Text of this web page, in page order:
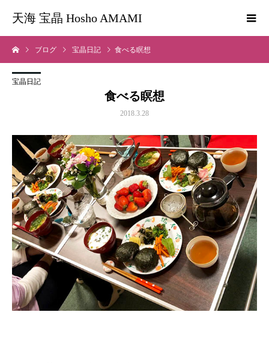
天海 宝晶 Hosho AMAMI
ブログ 宝晶日記 食べる瞑想
宝晶日記
食べる瞑想
2018.3.28